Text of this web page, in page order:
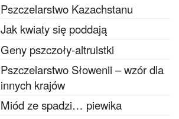
Pszczelarstwo Kazachstanu
Jak kwiaty się poddają
Geny pszczoły-altruistki
Pszczelarstwo Słowenii – wzór dla
innych krajów
Miód ze spadzi… piewika